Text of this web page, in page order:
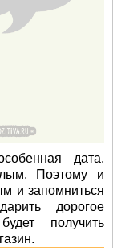
дата.
Поэтому и
и запомниться
дорогое
получить